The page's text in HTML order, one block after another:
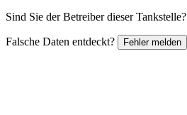
Sind Sie der Betreiber dieser Tankstelle?
Falsche Daten entdeckt? Fehler melden